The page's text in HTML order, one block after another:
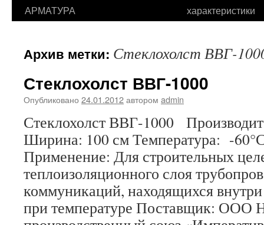
АРМАТУРА
характеристики
Архив метки: Стеклохолст ВВГ-
Стеклохолст ВВГ-1000
Опубликовано 24.01.2012автором admin
Стеклохолст ВВГ-1000
Ширина: 100 см Температура: -
Применение: Для строительных
теплоизоляционного слоя
коммуникаций, находящихся
при температуре Поставщик: ООО